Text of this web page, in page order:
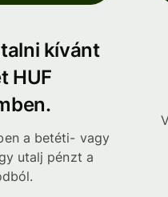
kívánt
HUF
a betéti- vagy
utalj pénzt a